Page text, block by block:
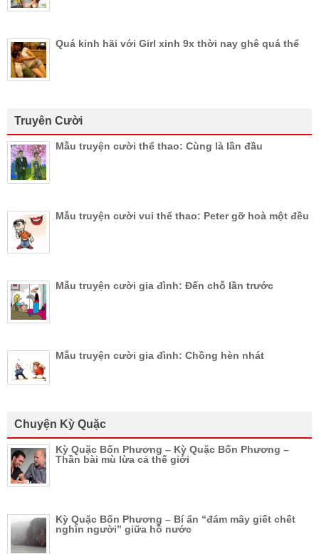
Quá kinh hãi với Girl xinh 9x thời nay ghê quá thể
Truyên Cười
Mẫu truyện cười thể thao: Cùng là lần đầu
Mẫu truyện cười vui thể thao: Peter gỡ hoà một đều
Mẫu truyện cười gia đình: Đến chỗ lần trước
Mẫu truyện cười gia đình: Chồng hèn nhát
Chuyện Kỳ Quặc
Kỳ Quặc Bốn Phương – Kỳ Quặc Bốn Phương –
Thần bài mù lừa cả thế giới
Kỳ Quặc Bốn Phương – Bí ẩn “đám mây giết chết
nghìn người” giữa hồ nước